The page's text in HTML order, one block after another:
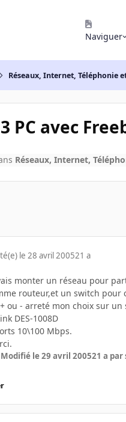
Naviguer
Réseaux, Internet, Téléphonie
PC avec
Réseaux, Internet,
le 28 avril 200521 a
monter un réseau pour
routeur,et un switch pour
+ ou - arreté mon choix sur
DES-1008D
10\100 Mbps.
Modifié le 29 avril 200521 a par